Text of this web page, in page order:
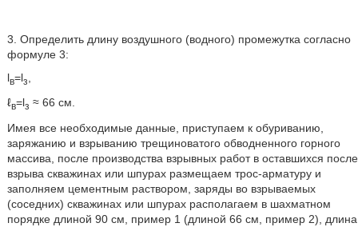
3. Определить длину воздушного (водного) промежутка согласно
формуле 3:
lв=lз
ℓв=lз ≈ 66 см.
Имея все необходимые данные, приступаем к обуриванию,
заряжанию и взрыванию трещиноватого обводненного горного
массива, после производства взрывных работ в оставшихся после
взрыва скважинах или шпурах размещаем трос-арматуру и
заполняем цементным раствором, заряды во взрываемых
(соседних) скважинах или шпурах располагаем в шахматном
порядке длиной 90 см, пример 1 (длиной 66 см, пример 2), длина